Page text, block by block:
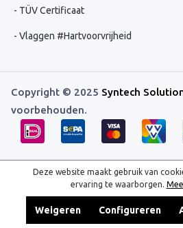
TÜV Certificaat
Vlaggen #Hartvoorvrijheid
Copyright © 2025 Syntech
voorbehouden.
Deze website maakt gebruik van
ervaring te waarborgen.
Weigeren Configureren